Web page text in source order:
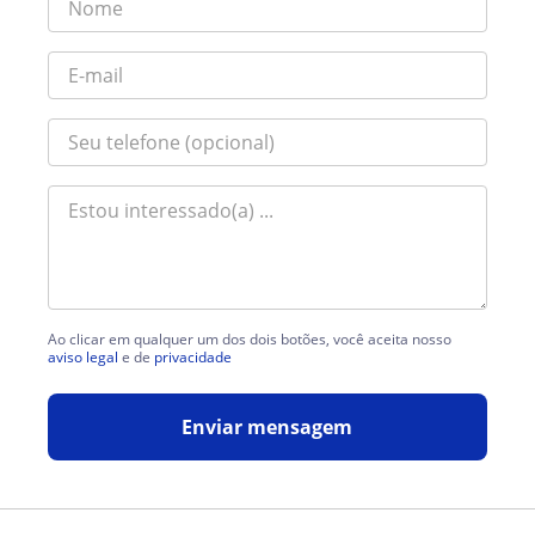
Ao clicar em qualquer um dos dois botões, você aceita nosso
aviso legal e de privacidade
Enviar mensagem